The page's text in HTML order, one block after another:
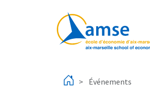
Événements